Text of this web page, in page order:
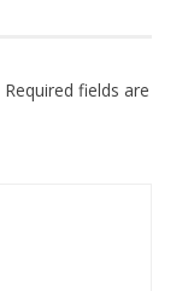
Required fields are